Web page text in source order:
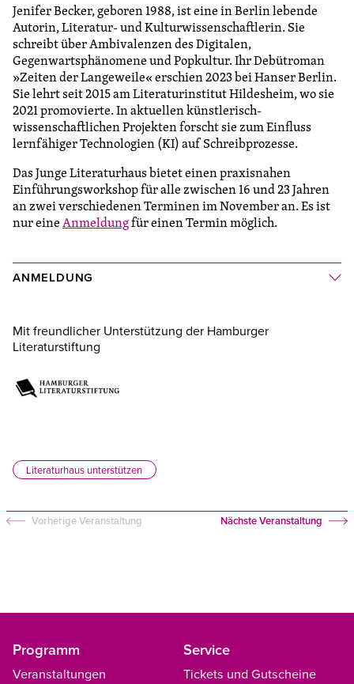
Jenifer Becker, geboren 1988, ist eine in Berlin lebende
Autorin, Literatur- und Kulturwissenschaftlerin. Sie
schreibt über Ambivalenzen des Digitalen,
Gegenwartsphänomene und Popkultur. Ihr Debütroman
»Zeiten der Langeweile« erschien 2023 bei Hanser Berlin.
Sie lehrt seit 2015 am Literaturinstitut Hildesheim, wo sie
2021 promovierte. In aktuellen künstlerisch-
wissenschaftlichen Projekten forscht sie zum Einfluss
lernfähiger Technologien (KI) auf Schreibprozesse.
Das Junge Literaturhaus bietet einen praxisnahen
Einführungsworkshop für alle zwischen 16 und 23 Jahren
an zwei verschiedenen Terminen im November an. Es ist
nur eineAnmeldungfür einen Termin möglich.
ANMELDUNG
Mit freundlicher Unterstützung der Hamburger
Literaturstiftung
Literaturhaus unterstützen
Vorherige Veranstaltung Nächste Veranstaltung
Programm
Veranstaltungen
Service
Tickets und Gutscheine